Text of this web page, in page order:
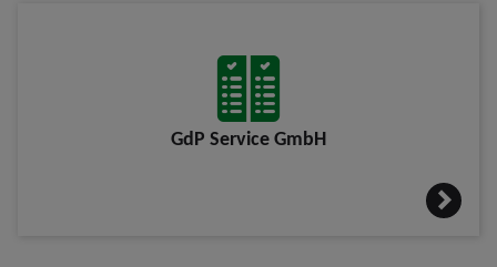
GdP Service GmbH